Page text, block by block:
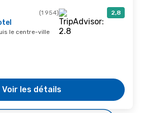
(1 954) 2,8
le centre-ville
Voir les détails